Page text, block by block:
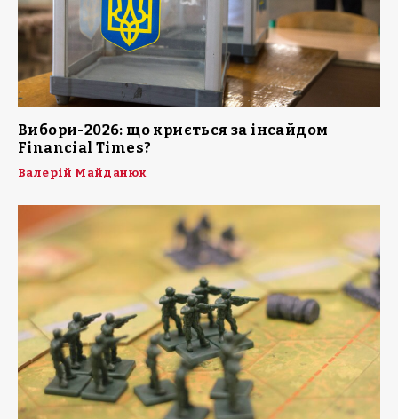
Вибори-2026: що криється за інсайдом
Financial Times?
Валерій Майданюк